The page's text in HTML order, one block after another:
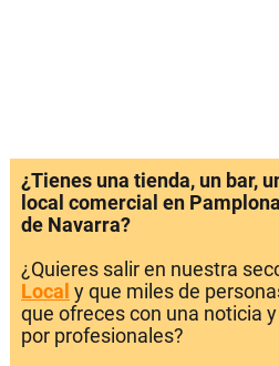
¿Tienes una tienda, un bar,
local comercial en
de Navarra?
¿Quieres salir en nuestra
Local y que miles de
que ofreces con una noticia
por profesionales?